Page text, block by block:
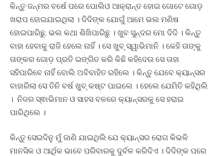
କିନ୍ତୁ ଜନ୍ମର ବର୍ଷେ ପରେ ପୋଲିଓ ଆକ୍ରାନ୍ତ ହୋଇ ଗୋଟେ ଗୋଡ଼
ଖରାପ ହୋଇଯାଇଥିଲା । ଦିଦିଙ୍କ ଯୋଗୁଁ ଆମେ ଭଲ ମଣିଷ
ହୋଇପାରିଛୁ, ଭଲ କଥା ଶିଖିପାରିଛୁ । ଖୁବ ସୁନ୍ଦର ମୋ ଦିଦି । କିନ୍ତୁ
ବାହା ହେବାକୁ ରାଜି ହେଲେ ନାହିଁ । ସେ ଖୁବ୍ ସ୍ୱାଭିମାନି । କେହି ତାଙ୍କୁ
ତାଙ୍କର ଗୋଡ଼ ପ୍ରତି ଇଙ୍ଗିତ କରି କିଛି କହିଦେଉ ସେ ତାହା
ସହିପାରିବେ ନାହିଁ ବୋଲି ଅବିବାହିତ ରହିଲେ । କିନ୍ତୁ ଯେବେ କ୍ୟାନ୍ସର
ବାହାରିଲା ସେ ତିନି ବର୍ଷ ଖୁବ୍ କଷ୍ଟ ପାଇଲେ । ହେଲେ ଯେମିତି କହିଥିଲି
। ନିଜର ସ୍ଵାଭିମାନ ଓ ସାହସ ବଳରେ କ୍ୟାନ୍ସରକୁ ସେ ହରାଇ
ପାରିଥିଲେ ।
କିନ୍ତୁ ସେଇଦିନୁ ମୁଁ ଜାଣି ଯାଇଥିଲି ଯେ କ୍ୟାନ୍ସର ରୋଗ କିଭଳି
ମାନସିକ ଓ ଆର୍ଥିକ ଭାବେ ପରିବାରକୁ ଦୁର୍ବଳ କରିଦିଏ । ଦିଦିଙ୍କ ପରେ